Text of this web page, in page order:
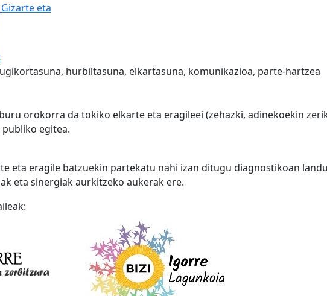
Gizarte eta
hurbiltasuna, elkartasuna, komunikazioa, parte-hartzea
orokorra da tokiko elkarte eta eragileei (zehazki, adinekoekin
egitea.
eta eragile batzuekin partekatu nahi izan ditugu diagnostikoan
eta sinergiak aurkitzeko aukerak ere.